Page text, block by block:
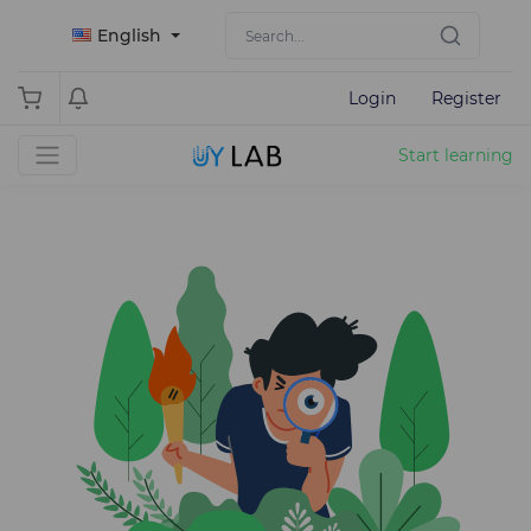
English
Login Register
Start learning